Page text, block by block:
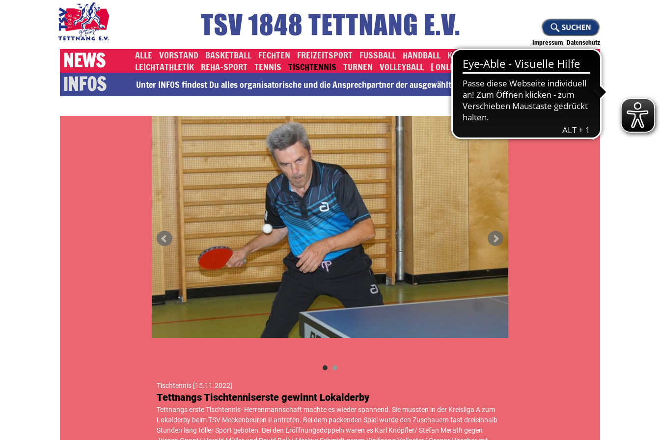
Impressum Datenschutz
NEWS ALLE VORSTAND BASKETBALL FECHTEN FREIZEITSPORT FUSSBALL HANDBALL KAMPFKUNST
LEICHTATHLETIK REHA-SPORT TENNIS TISCHTENNIS TURNEN VOLLEYBALL [ ONLINE-SHOP ] [ JOBS ]
INFOS Unter INFOS findest Du alles or­ga­ni­sa­to­rische und die An­sprech­part­ner der ausgewählten Abteilung.
Tischtennis[15.11.2022]
Tettnangs Tischtenniserste gewinnt Lokalderby
Tettnangs erste Tischtennis- Herrenmannschaft machte es wieder spannend. Sie mussten in der Kreisliga A zum
Lokalderby beim TSV Meckenbeuren II antreten. Bei dem packenden Spiel wurde den Zuschauern fast dreieinhalb
Stunden lang toller Sport geboten. Bei den Eröffnungsdoppeln waren es Karl Knöpfler/ Stefan Merath gegen
Zu den News
Zur Abteilung